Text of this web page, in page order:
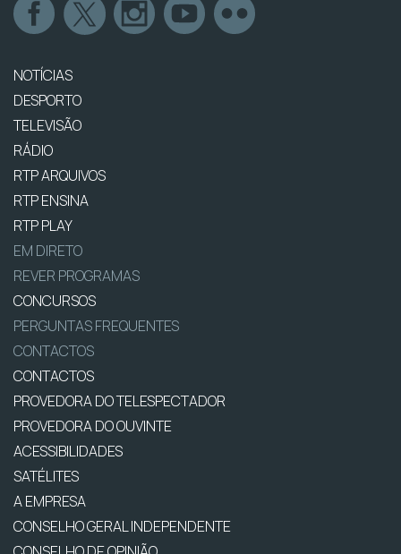
NOTÍCIAS
DESPORTO
TELEVISÃO
RÁDIO
RTP ARQUIVOS
RTP ENSINA
RTP PLAY
EM DIRETO
REVER PROGRAMAS
CONCURSOS
PERGUNTAS FREQUENTES
CONTACTOS
CONTACTOS
PROVEDORA DO TELESPECTADOR
PROVEDORA DO OUVINTE
ACESSIBILIDADES
SATÉLITES
A EMPRESA
CONSELHO GERAL INDEPENDENTE